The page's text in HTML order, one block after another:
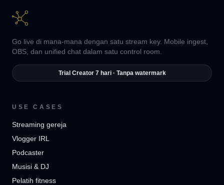
Go live di mana-mana dengan satu stream key. Mobile ingest,
OBS, dan unified chat dalam satu control room.
Trial Creator 7 hari · Tanpa watermark
USE CASES
Streaming gereja
Vlogger IRL
Podcaster
Musisi & DJ
Pelatih fitness